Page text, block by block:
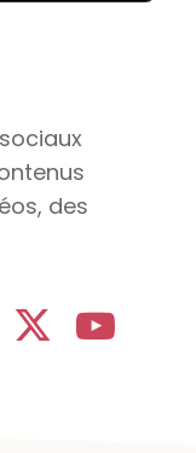
des